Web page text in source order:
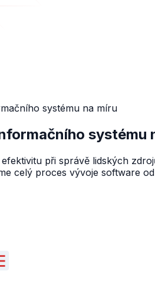
systému na míru
systému
při správě lidských
celý proces vývoje software